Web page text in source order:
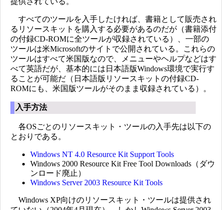
すべてのツールを入手したければ、書籍として販売され
るリソースキットを購入する必要があるのだが（書籍添付
の付録CD-ROMに全ツールが収録されている）、一部の
ツールは米Microsoftのサイトで公開されている。これらの
ツールはすべて米国版なので、メニューやヘルプなどはす
べて英語だが、基本的には日本語版Windows環境で実行す
ることが可能だ（日本語版リソースキットの付録CD-
ROMにも、米国版ツールがそのまま収録されている）。
入手方法
各OSごとのリソースキット・ツールの入手先は以下の
とおりである。
Windows NT 4.0 Resource Kit Support Tools
Windows 2000 Resource Kit Free Tool Downloads（ダウ
ンロード廃止）
Windows Server 2003 Resource Kit Tools
Windows XP向けのリソースキット・ツールは提供され